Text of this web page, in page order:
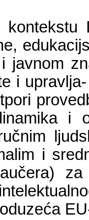
javnom
i
i
i